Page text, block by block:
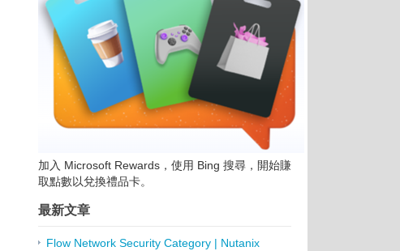
加入 Microsoft Rewards，使用 Bing 搜尋，開始賺
取點數以兌換禮品卡。
最新文章
Flow Network Security Category | Nutanix